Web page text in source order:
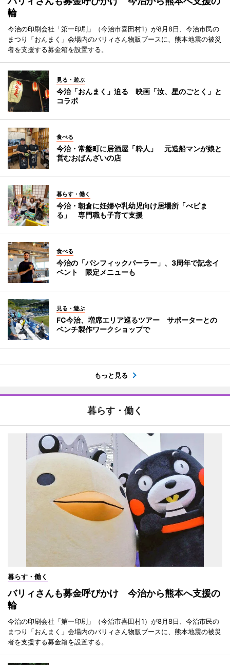
輪
今治の印刷会社「第一印刷」（今治市喜田村1）が8月8日、今治市民の
まつり「おんまく」会場内のバリィさん物販ブースに、熊本地震の被災
者を支援する募金箱を設置する。
見る・遊ぶ
今治「おんまく」迫る 映画「汝、星のごとく」と
コラボ
食べる
今治・常盤町に居酒屋「粋人」 元造船マンが娘と
営むおばんざいの店
暮らす・働く
今治・朝倉に妊婦や乳幼児向け居場所「べビま
る」 専門職も子育て支援
食べる
今治の「パシフィックパーラー」、3周年で記念イ
ベント 限定メニューも
見る・遊ぶ
FC今治、増席エリア巡るツアー サポーターとの
ベンチ製作ワークショップで
もっと見る
暮らす・働く
暮らす・働く
バリィさんも募金呼びかけ 今治から熊本へ支援の
輪
今治の印刷会社「第一印刷」（今治市喜田村1）が8月8日、今治市民の
まつり「おんまく」会場内のバリィさん物販ブースに、熊本地震の被災
者を支援する募金箱を設置する。